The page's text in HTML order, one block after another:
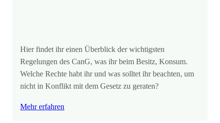
Hier findet ihr einen Überblick der wichtigsten
Regelungen des CanG, was ihr beim Besitz, Konsum.
Welche Rechte habt ihr und was solltet ihr beachten, um
nicht in Konflikt mit dem Gesetz zu geraten?
Mehr erfahren